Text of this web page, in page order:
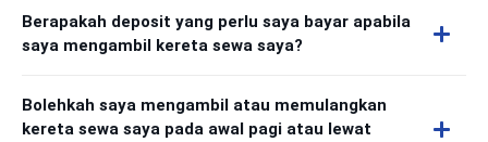
Berapakah deposit yang perlu saya bayar apabila
saya mengambil kereta sewa saya?
Bolehkah saya mengambil atau memulangkan
kereta sewa saya pada awal pagi atau lewat